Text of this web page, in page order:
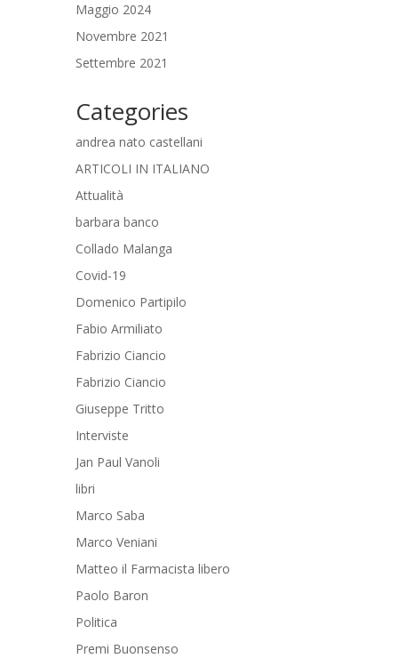
Maggio 2024
Novembre 2021
Settembre 2021
Categories
andrea nato castellani
ARTICOLI IN ITALIANO
Attualità
barbara banco
Collado Malanga
Covid-19
Domenico Partipilo
Fabio Armiliato
Fabrizio Ciancio
Fabrizio Ciancio
Giuseppe Tritto
Interviste
Jan Paul Vanoli
libri
Marco Saba
Marco Veniani
Matteo il Farmacista libero
Paolo Baron
Politica
Premi Buonsenso